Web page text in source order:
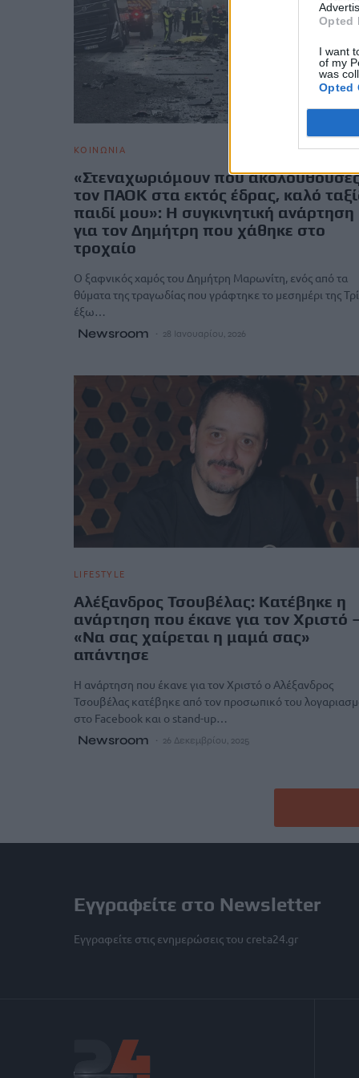
Opted
I want
of my
was
Opted
ΚΟΙΝΩΝΙΑ
«Στεναχωριόμουν που
τον ΠΑΟΚ στα εκτός έδρας, καλό
παιδί μου»: Η συγκινητική ανάρτηση
για τον Δημήτρη που χάθηκε στο
τροχαίο
Ο ξαφνικός χαμός του Δημήτρη Μαρωνίτη, ενός από τα
θύματα της τραγωδίας που γράφτηκε το μεσημέρι της
έξω…
Newsroom 28 Ιανουαρίου, 2026
LIFESTYLE
Αλέξανδρος Τσουβέλας: Κατέβηκε η
ανάρτηση που έκανε για τον Χριστό –
«Nα σας χαίρεται η μαμά σας»
απάντησε
Η ανάρτηση που έκανε για τον Χριστό ο Αλέξανδρος
Τσουβέλας κατέβηκε από τον προσωπικό του
στο Facebook και ο stand-up…
Newsroom 26 Δεκεμβρίου, 2025
Εγγραφείτε στο Newsletter
Εγγραφείτε στις ενημερώσεις του creta24.gr